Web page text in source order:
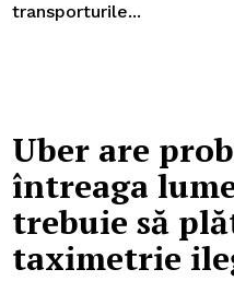
transporturile...
Uber are
întreaga
trebuie să
taximetrie